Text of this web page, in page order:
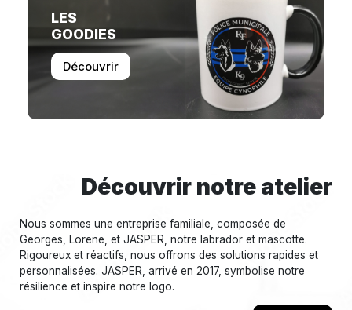
LES
GOODIES
Découvrir
Découvrir notre atelier
Nous sommes une entreprise familiale, composée de
Georges, Lorene, et JASPER, notre labrador et mascotte.
Rigoureux et réactifs, nous offrons des solutions rapides et
personnalisées. JASPER, arrivé en 2017, symbolise notre
résilience et inspire notre logo.